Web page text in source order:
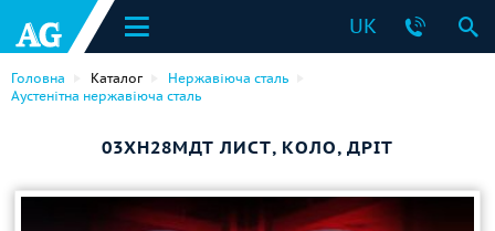
UK
Головна Каталог
Нержавіюча сталь
Аустенітна нержавіюча сталь
03ХН28МДТ ЛИСТ, КОЛО, ДРІТ